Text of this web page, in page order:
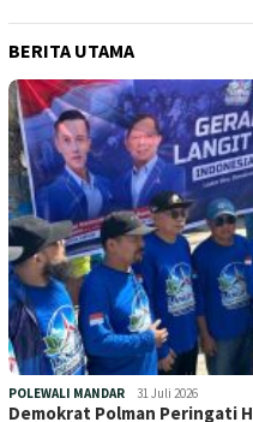
BERITA UTAMA
POLEWALI MANDAR 31 Juli 2026
Demokrat Polman Peringati